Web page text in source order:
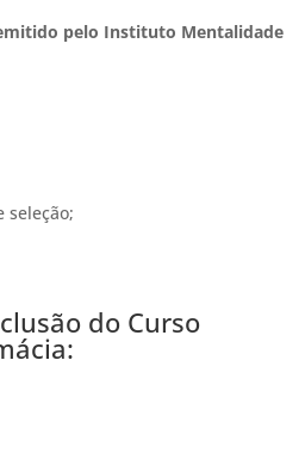
pelo Instituto Mentalidade
seleção;
do Curso